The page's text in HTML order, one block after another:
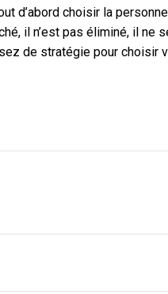
d’abord choisir la
il n’est pas éliminé, il
de stratégie pour choisir